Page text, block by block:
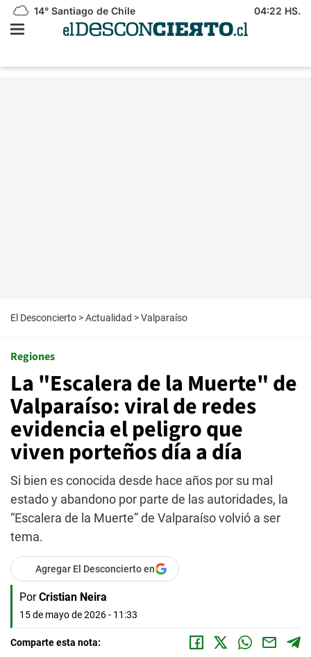
14° Santiago de Chile 04:22 HS.
El Desconcierto >Actualidad >Valparaíso
Regiones
La "Escalera de la Muerte" de
Valparaíso: viral de redes
evidencia el peligro que
viven porteños día a día
Si bien es conocida desde hace años por su mal
estado y abandono por parte de las autoridades, la
“Escalera de la Muerte” de Valparaíso volvió a ser
tema.
Agregar El Desconcierto en
Por Cristian Neira
15 de mayo de 2026 - 11:33
Comparte esta nota: